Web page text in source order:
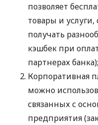
позволяет
товары и
получать
кэшбек при
партнерах банка);
Корпоративная
можно
связанных с
предприятия